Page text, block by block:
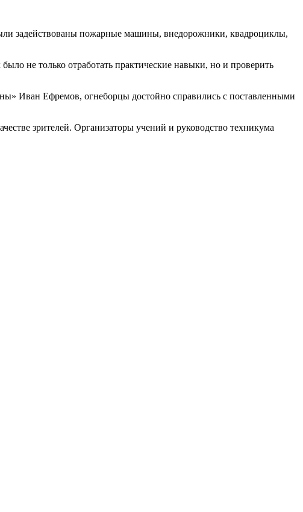
задействованы пожарные машины, внедорожники, квадроциклы,
не только отработать практические навыки, но и проверить
Иван Ефремов, огнеборцы достойно справились с поставленными
зрителей. Организаторы учений и руководство техникума